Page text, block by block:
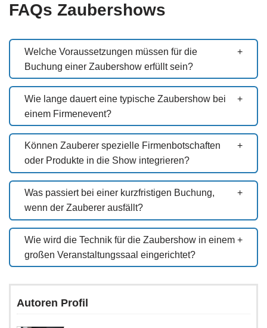
FAQs Zaubershows
Welche Voraussetzungen müssen für die
Buchung einer Zaubershow erfüllt sein?
Wie lange dauert eine typische Zaubershow bei
einem Firmenevent?
Können Zauberer spezielle Firmenbotschaften
oder Produkte in die Show integrieren?
Was passiert bei einer kurzfristigen Buchung,
wenn der Zauberer ausfällt?
Wie wird die Technik für die Zaubershow in einem
großen Veranstaltungssaal eingerichtet?
Autoren Profil